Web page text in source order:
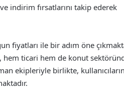
indirim fırsatlarını takip ederek
fiyatları ile bir adım öne
hem ticari hem de konut
ekipleriyle birlikte, kullanıcıların